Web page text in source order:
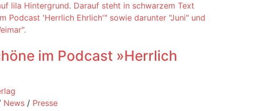
im Podcast »Herrlich
News / Presse